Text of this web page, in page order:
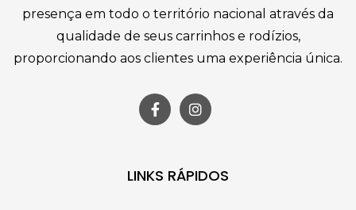
presença em todo o território nacional através da
qualidade de seus carrinhos e rodízios,
proporcionando aos clientes uma experiência única.
LINKS RÁPIDOS